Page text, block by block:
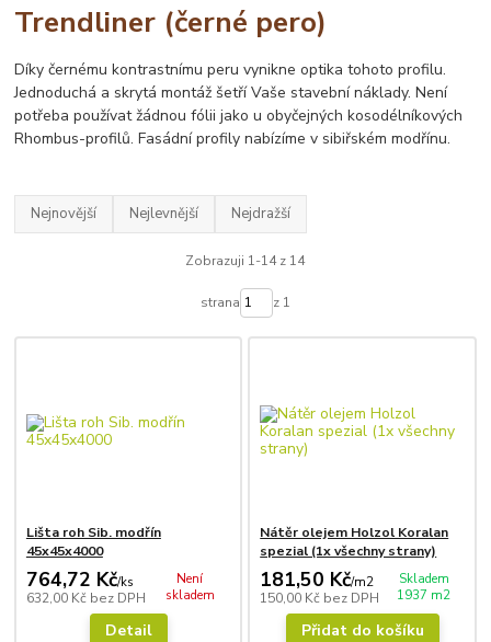
Trendliner (černé pero)
Díky černému kontrastnímu peru vynikne optika tohoto profilu.
Jednoduchá a skrytá montáž šetří Vaše stavební náklady. Není
potřeba používat žádnou fólii jako u obyčejných kosodélníkových
Rhombus-profilů. Fasádní profily nabízíme v sibiřském modřínu.
Nejnovější Nejlevnější Nejdražší
Zobrazuji 1-14 z 14
strana z 1
Lišta roh Sib. modřín
45x45x4000
764,72 Kč/ks
632,00 Kč bez DPH
Není
skladem
Detail
Nátěr olejem Holzol Koralan
spezial (1x všechny strany)
181,50 Kč/m2
150,00 Kč bez DPH
Skladem
1937 m2
Přidat do košíku